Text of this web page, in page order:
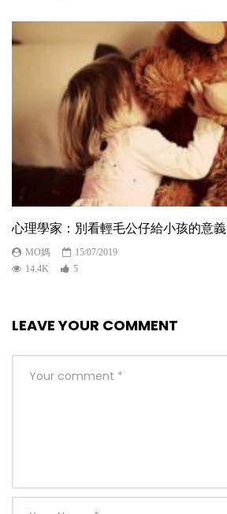
心理學家：別看輕毛公仔給小孩的意義
MO媽
15/07/2019
14.4K
5
LEAVE YOUR COMMENT